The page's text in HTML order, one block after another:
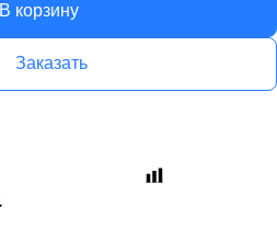
В корзину
Заказать